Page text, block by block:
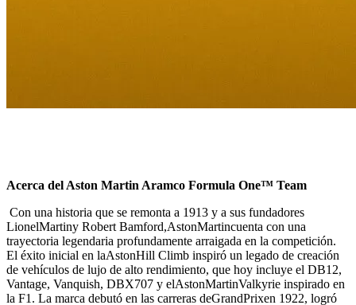
Acerca del Aston Martin Aramco Formula One™ Team
Con una historia que se remonta a 1913 y a sus fundadores
LionelMartiny Robert Bamford,AstonMartincuenta con una
trayectoria legendaria profundamente arraigada en la competición.
El éxito inicial en laAstonHill Climb inspiró un legado de creación
de vehículos de lujo de alto rendimiento, que hoy incluye el DB12,
Vantage, Vanquish, DBX707 y elAstonMartinValkyrie inspirado en
la F1. La marca debutó en las carreras deGrandPrixen 1922, logró